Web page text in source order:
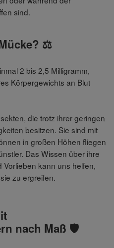
sind.
⚖️
2 bis 2,5 Milligramm,
Körpergewichts an Blut
die trotz ihrer geringen
besitzen. Sie sind mit
in großen Höhen fliegen
Das Wissen über ihre
kann uns helfen,
zu ergreifen.
nach Maß 🛡️